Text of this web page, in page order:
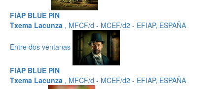
FIAP BLUE PIN
Txema Lacunza , MFCF/d - MCEF/d2 - EFIAP, ESPAÑA
Entre dos ventanas
FIAP BLUE PIN
Txema Lacunza , MFCF/d - MCEF/d2 - EFIAP, ESPAÑA